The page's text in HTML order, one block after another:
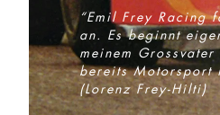
“Emil Frey Racing
an. Es beginnt
meinem
bereits Motorsport
(Lorenz Frey-Hilti)